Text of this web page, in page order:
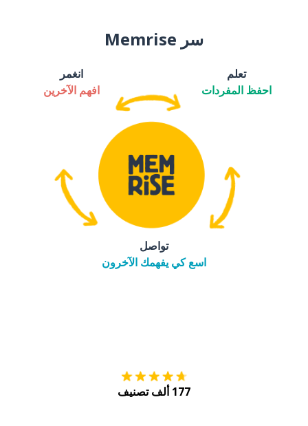
سر Memrise
تعلم
احفظ المفردات
انغمر
افهم الآخرين
تواصل
اسع كي يفهمك الآخرون
177 ألف تصنيف